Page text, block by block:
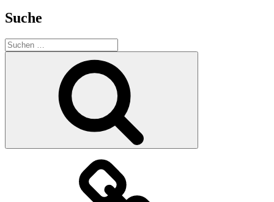
Suche
Suche
nach:
christinebergmann.com